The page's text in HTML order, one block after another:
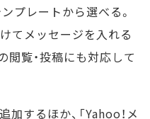
プレートから選べる。
てメッセージを入れる
閲覧・投稿にも対応して
するほか、「Yahoo！メ